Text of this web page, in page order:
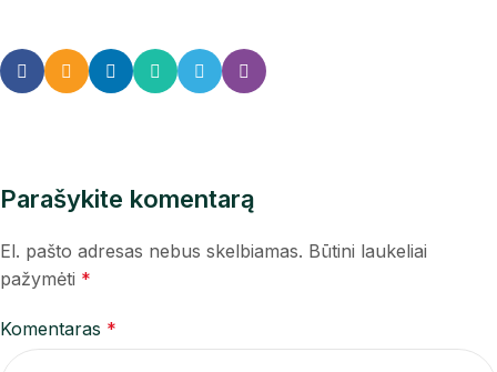
Parašykite komentarą
El. pašto adresas nebus skelbiamas. Būtini laukeliai
pažymėti *
Komentaras *